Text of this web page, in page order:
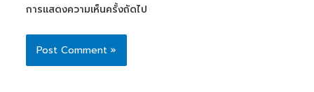
การแสดงความเห็นครั้งถัดไป